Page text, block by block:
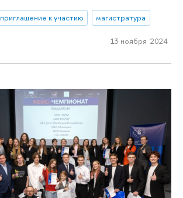
приглашение к участию магистратура
13 ноября 2024